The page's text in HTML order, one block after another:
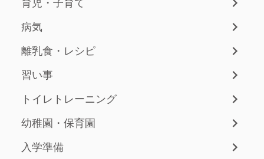
育児・子育て
病気
離乳食・レシピ
習い事
トイレトレーニング
幼稚園・保育園
入学準備